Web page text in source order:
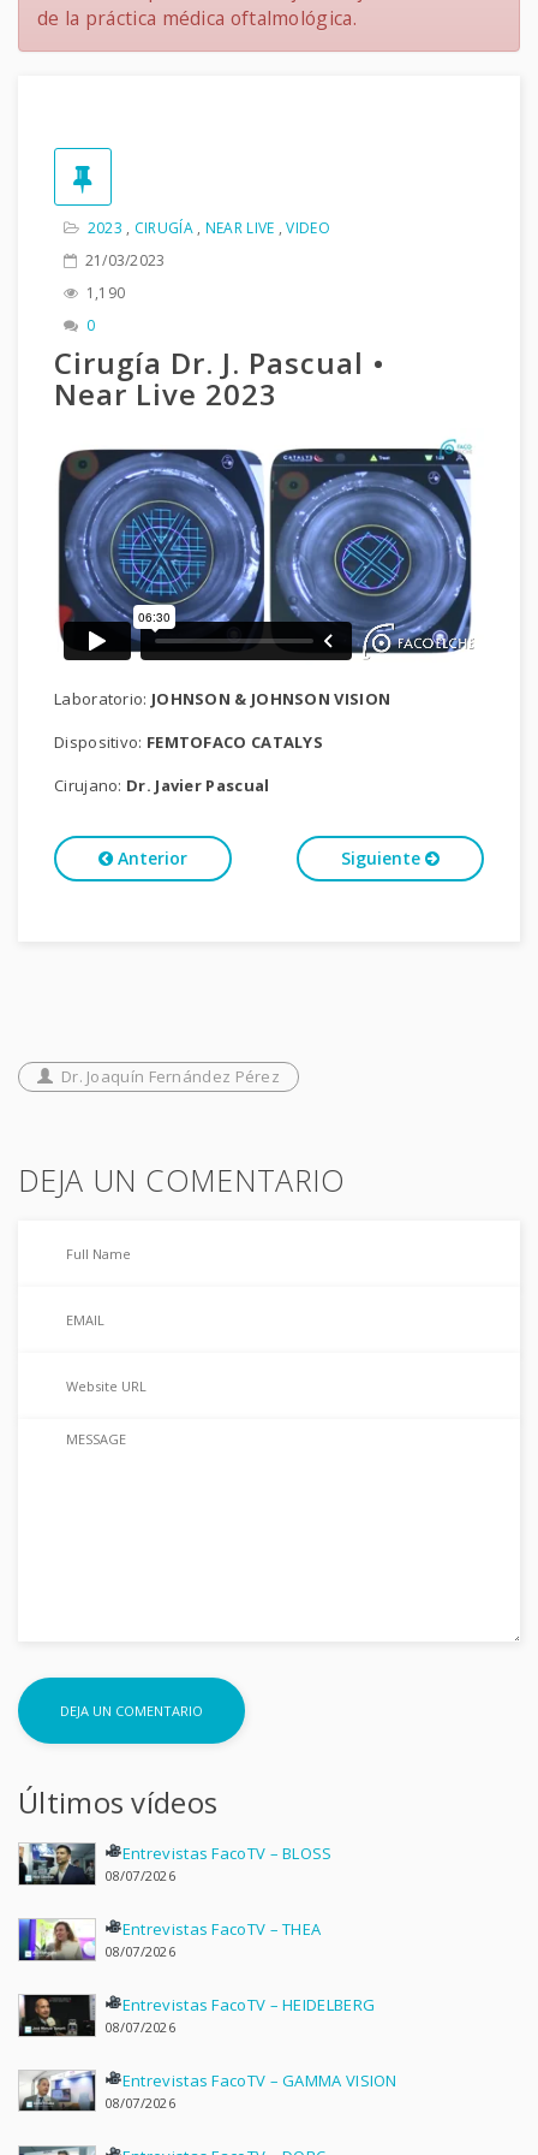
de la práctica médica oftalmológica.
2023 , CIRUGÍA, NEAR LIVE ,VIDEO
21/03/2023
1,190
0
Cirugía Dr. J. Pascual •
Near Live 2023
Laboratorio: JOHNSON & JOHNSON VISION
Dispositivo: FEMTOFACO CATALYS
Cirujano: Dr. Javier Pascual
Anterior Siguiente
Dr. Joaquín Fernández Pérez
DEJA UN COMENTARIO
Últimos vídeos
Entrevistas FacoTV – BLOSS
08/07/2026
Entrevistas FacoTV – THEA
08/07/2026
Entrevistas FacoTV – HEIDELBERG
08/07/2026
Entrevistas FacoTV – GAMMA VISION
08/07/2026